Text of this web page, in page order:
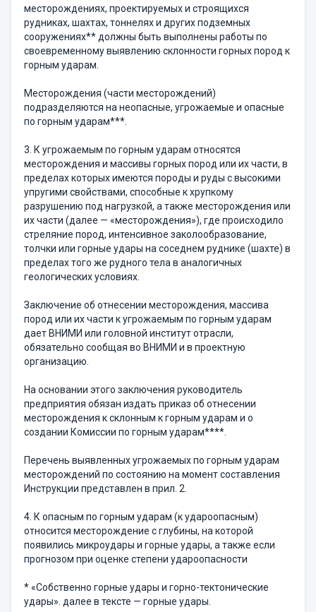
месторождениях, проектируемых и строящихся
рудниках, шахтах, тоннелях и других подземных
сооружениях** должны быть выполнены работы по
своевременному выявлению склонности горных пород к
горным ударам.
Месторождения (части месторождений)
подразделяются на неопасные, угрожаемые и опасные
по горным ударам***.
3. К угрожаемым по горным ударам относятся
месторождения и массивы горных пород или их части, в
пределах которых имеются породы и руды с высокими
упругими свойствами, способные к хрупкому
разрушению под нагрузкой, а также месторождения или
их части (далее — «месторождения»), где происходило
стреляние пород, интенсивное заколообразование,
толчки или горные удары на соседнем руднике (шахте) в
пределах того же рудного тела в аналогичных
геологических условиях.
Заключение об отнесении месторождения, массива
пород или их части к угрожаемым по горным ударам
дает ВНИМИ или головной институт отрасли,
обязательно сообщая во ВНИМИ и в проектную
организацию.
На основании этого заключения руководитель
предприятия обязан издать приказ об отнесении
месторождения к склонным к горным ударам и о
создании Комиссии по горным ударам****.
Перечень выявленных угрожаемых по горным ударам
месторождений по состоянию на момент составления
Инструкции представлен в прил. 2.
4. К опасным по горным ударам (к удароопасным)
относится месторождение с глубины, на которой
появились микроудары и горные удары, а также если
прогнозом при оценке степени удароопасности
* «Собственно горные удары и горно-тектонические
удары». далее в тексте — горные удары.